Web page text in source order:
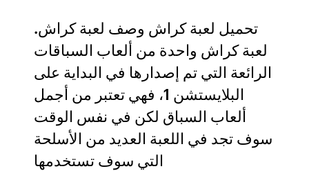
تحميل لعبة كراش وصف لعبة كراش.
لعبة كراش واحدة من ألعاب السباقات
الرائعة التي تم إصدارها في البداية على
البلايستشن 1، فهي تعتبر من أجمل
ألعاب السباق لكن في نفس الوقت
سوف تجد في اللعبة العديد من الأسلحة
التي سوف تستخدمها